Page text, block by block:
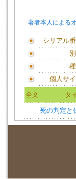
著者本人による
シリアル番
個人サイ
全文 タ
死の判定と